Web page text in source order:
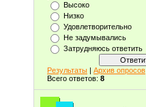
Высоко
Низко
Удовлетворительно
Не задумывались
Затрудняюсь ответить
Результаты | Архив опросов
Всего ответов: 8